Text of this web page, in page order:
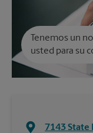
Tenemos un
usted para su
7143 State